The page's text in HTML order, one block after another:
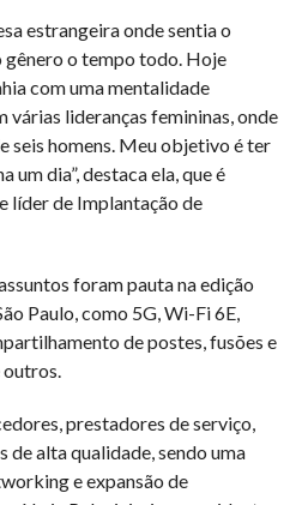
estrangeira onde sentia o
o tempo todo. Hoje
com uma mentalidade
lideranças femininas, onde
seis homens. Meu objetivo é ter
um dia”, destaca ela, que é
líder de Implantação de
foram pauta na edição
Paulo, como 5G, Wi-Fi 6E,
de postes, fusões e
outros.
prestadores de serviço,
de alta qualidade, sendo uma
e expansão de